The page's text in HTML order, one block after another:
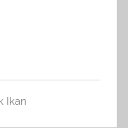
Ikan